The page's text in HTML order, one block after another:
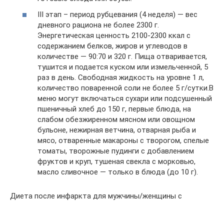
III этап – период рубцевания (4 неделя) — вес
дневного рациона не более 2300 г.
Энергетическая ценность 2100-2300 ккал с
содержанием белков, жиров и углеводов в
количестве — 90:70 и 320 г. Пища отваривается,
тушится и подается куском или измельченной, 5
раз в день. Свободная жидкость на уровне 1 л,
количество поваренной соли не более 5 г/сутки.В
меню могут включаться сухари или подсушенный
пшеничный хлеб до 150 г, первые блюда, на
слабом обезжиренном мясном или овощном
бульоне, нежирная ветчина, отварная рыба и
мясо, отваренные макароны с творогом, спелые
томаты, творожные пудинги с добавлением
фруктов и круп, тушеная свекла с морковью,
масло сливочное — только в блюда (до 10 г).
Диета после инфаркта для мужчины/женщины с